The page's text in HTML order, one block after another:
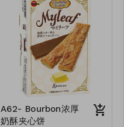
A62- Bourbon浓厚
奶酥夹心饼